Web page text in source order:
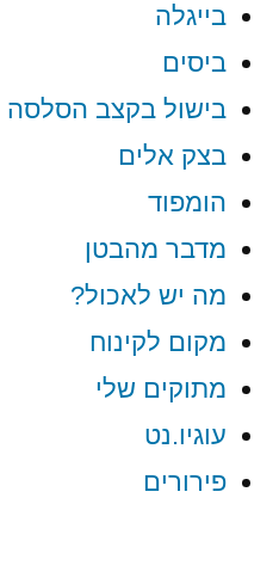
בייגלה
ביסים
בישול בקצב הסלסה
בצק אלים
הומפוד
מדבר מהבטן
מה יש לאכול?
מקום לקינוח
מתוקים שלי
עוגיו.נט
פירורים